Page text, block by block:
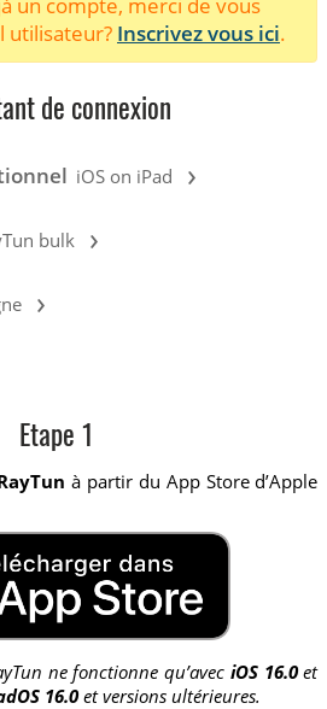
un compte, merci de vous
utilisateur? Inscrivez vous ici.
de connexion
iOS on iPad ›
bulk ›
›
Etape 1
à partir du App Store d’Apple
ne fonctionne qu’avec iOS 16.0et
16.0et versions ultérieures.